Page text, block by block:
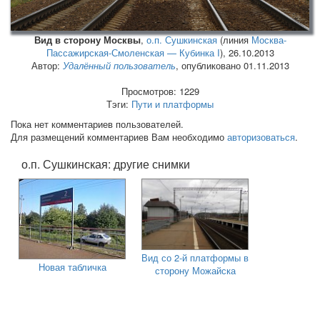
Вид в сторону Москвы,о.п. Сушкинская (линияМосква-
Пассажирская-Смоленская — Кубинка I), 26.10.2013
Автор: Удалённый пользователь, опубликовано 01.11.2013
Просмотров: 1229
Тэги: Пути и платформы
Пока нет комментариев пользователей.
Для размещений комментариев Вам необходимо авторизоваться.
о.п. Сушкинская: другие снимки
Новая табличка
Вид со 2-й платформы в
сторону Можайска